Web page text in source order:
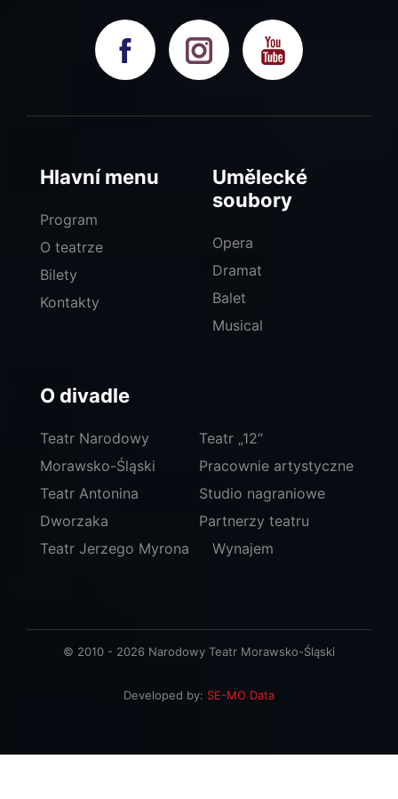
Hlavní menu
Program
O teatrze
Bilety
Kontakty
Umělecké
soubory
Opera
Dramat
Balet
Musical
O divadle
Teatr Narodowy
Morawsko-Śląski
Teatr Antonina
Dworzaka
Teatr Jerzego Myrona
Teatr „12“
Pracownie artystyczne
Studio nagraniowe
Partnerzy teatru
Wynajem
© 2010 - 2026 Narodowy Teatr Morawsko-Śląski
Developed by: SE-MO Data